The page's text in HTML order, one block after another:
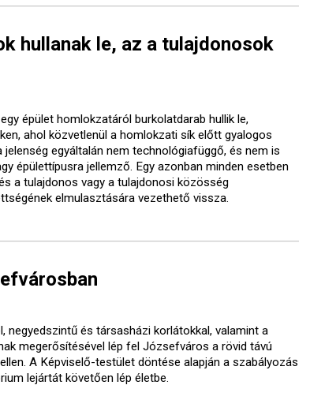
hullanak le, az a tulajdonosok
épület homlokzatáról burkolatdarab hullik le,
ahol közvetlenül a homlokzati sík előtt gyalogos
egyáltalán nem technológiafüggő, és nem is
épülettípusra jellemző. Egy azonban minden esetben
a tulajdonos vagy a tulajdonosi közösség
elmulasztására vezethető vissza.
negyedszintű és társasházi korlátokkal, valamint a
megerősítésével lép fel Józsefváros a rövid távú
A Képviselő-testület döntése alapján a szabályozás
lejártát követően lép életbe.